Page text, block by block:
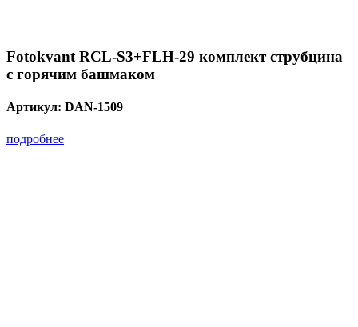
Fotokvant RCL-S3+FLH-29 комплект струбцина
с горячим башмаком
Артикул: DAN-1509
подробнее